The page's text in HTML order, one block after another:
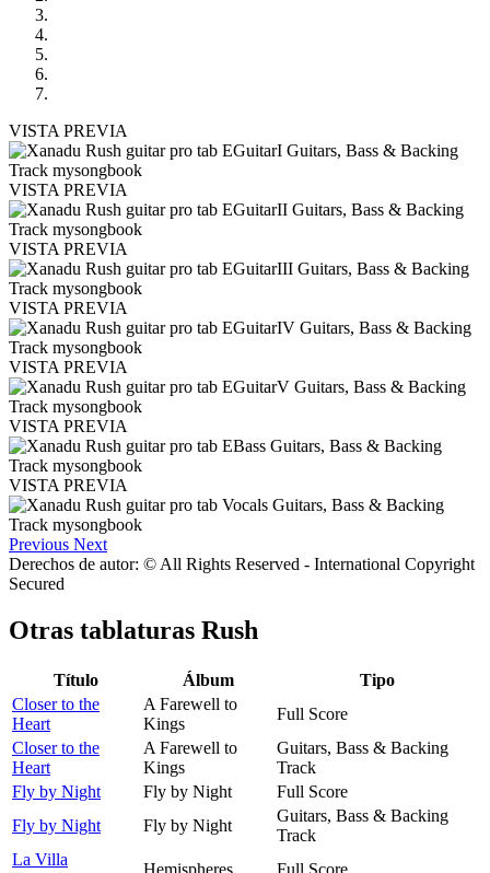
VISTA PREVIA
VISTA PREVIA
VISTA PREVIA
VISTA PREVIA
VISTA PREVIA
VISTA PREVIA
VISTA PREVIA
Previous Next
Derechos de autor: © All Rights Reserved - International Copyright
Secured
Otras tablaturas Rush
Título Álbum
Tipo
Closer to the
Heart
A Farewell to
Kings
Full Score
Closer to the
Heart
A Farewell to
Kings
Guitars, Bass & Backing
Track
Fly by Night
Fly by Night
Full Score
Fly by Night
Fly by Night
Guitars, Bass & Backing
Track
La Villa
Hemispheres
Full Score